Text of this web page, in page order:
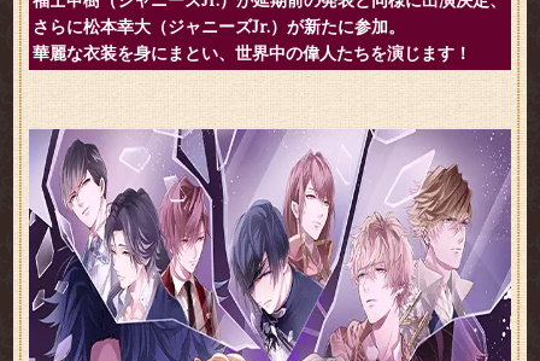
さらに松本幸大（ジャニーズJr.）が新たに参加。
華麗な衣装を身にまとい、世界中の偉人たちを演じます！